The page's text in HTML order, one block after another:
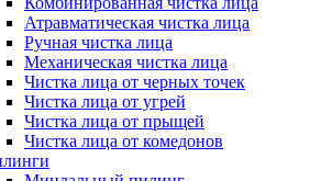
Атравматическая чистка лица
Ручная чистка лица
Механическая чистка лица
Чистка лица от черных точек
Чистка лица от угрей
Чистка лица от прыщей
Чистка лица от комедонов